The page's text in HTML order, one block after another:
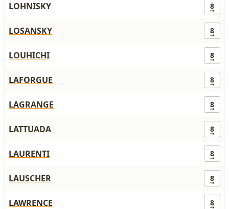
LOHNISKY 8
LOSANSKY 8
LOUHICHI 8
LAFORGUE 8
LAGRANGE 8
LATTUADA 8
LAURENTI 8
LAUSCHER 8
LAWRENCE 8